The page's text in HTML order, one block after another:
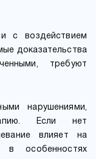
с воздействием
доказательства
требуют
нарушениями,
Если нет
влияет на
в особенностях